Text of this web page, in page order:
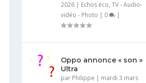
2026| Echos éco, TV - Audio-
vidéo - Photo | 0 |
Oppo annonce « son »
Ultra
par Philippe | mardi 3 mars